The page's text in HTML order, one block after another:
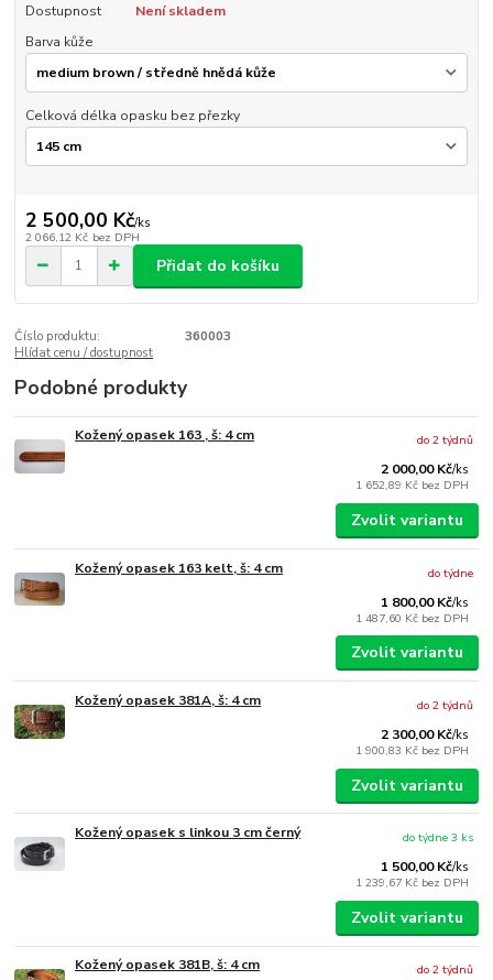
Dostupnost
Není skladem
Barva kůže
Celková délka opasku bez přezky
2 500,00 Kč/ks
2 066,12 Kč bez DPH
Přidat do košíku
Číslo produktu:
360003
Hlídat cenu / dostupnost
Podobné produkty
Kožený opasek 163 , š: 4 cm
2 000,00 Kč/ks
1 652,89 Kč bez DPH
do 2 týdnů
Zvolit variantu
Kožený opasek 163 kelt, š: 4 cm
1 800,00 Kč/ks
1 487,60 Kč bez DPH
do týdne
Zvolit variantu
Kožený opasek 381A, š: 4 cm
2 300,00 Kč/ks
1 900,83 Kč bez DPH
do 2 týdnů
Zvolit variantu
Kožený opasek s linkou 3 cm černý
1 500,00 Kč/ks
1 239,67 Kč bez DPH
do týdne 3 ks
Zvolit variantu
Kožený opasek 381B, š: 4 cm
do 2 týdnů